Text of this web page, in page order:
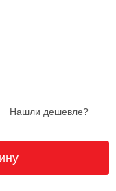
Нашли дешевле?